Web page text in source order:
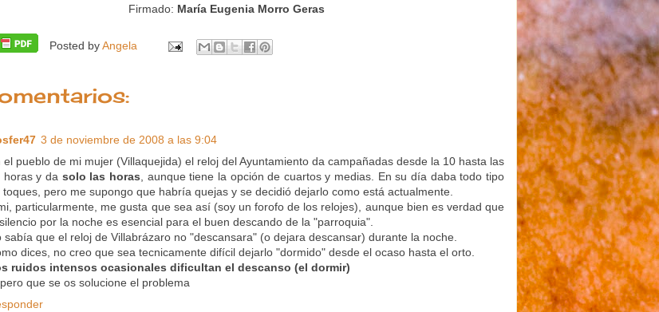
Firmado: María Eugenia Morro Geras
Posted byAngela
3 de noviembre de 2008 a las 9:04
el pueblo de mi mujer (Villaquejida) el reloj del Ayuntamiento da campañadas desde la 10 hasta las
horas y da solo las horas , aunque tiene la opción de cuartos y medias. En su día daba todo tipo
toques, pero me supongo que habría quejas y se decidió dejarlo como está actualmente.
particularmente, me gusta que sea así (soy un forofo de los relojes), aunque bien es verdad que
por la noche es esencial para el buen descando de la "parroquia".
sabía que el reloj de Villabrázaro no "descansara" (o dejara descansar) durante la noche.
dices, no creo que sea tecnicamente difícil dejarlo "dormido" desde el ocaso hasta el orto.
ruidos intensos ocasionales dificultan el descanso (el dormir)
que se os solucione el problema